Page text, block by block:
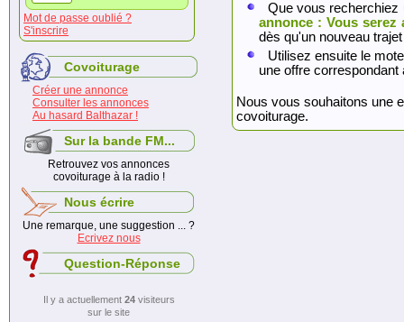
Mot de passe oublié ?
S'inscrire
Covoiturage
Créer une annonce
Consulter les annonces
Au hasard Balthazar !
Sur la bande FM...
Retrouvez vos annonces
covoiturage à la radio !
Nous écrire
Une remarque, une suggestion ... ?
Ecrivez nous
Question-Réponse
Il y a actuellement 24visiteurs
sur le site
Que vous
annonce : Vous serez
dès qu'un nouveau
Utilisez ensuite le
une offre
Nous vous souhaitons une
covoiturage.